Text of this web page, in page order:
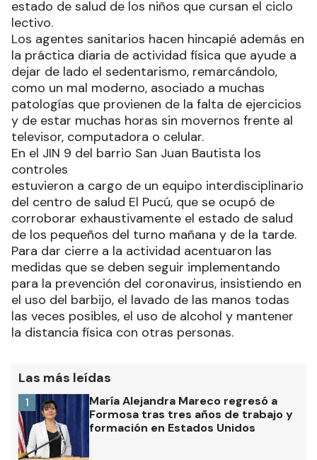
estado de salud de los niños que cursan el ciclo
lectivo.
Los agentes sanitarios hacen hincapié además en
la práctica diaria de actividad física que ayude a
dejar de lado el sedentarismo, remarcándolo,
como un mal moderno, asociado a muchas
patologías que provienen de la falta de ejercicios
y de estar muchas horas sin movernos frente al
televisor, computadora o celular.
En el JIN 9 del barrio San Juan Bautista los
controles
estuvieron a cargo de un equipo interdisciplinario
del centro de salud El Pucú, que se ocupó de
corroborar exhaustivamente el estado de salud
de los pequeños del turno mañana y de la tarde.
Para dar cierre a la actividad acentuaron las
medidas que se deben seguir implementando
para la prevención del coronavirus, insistiendo en
el uso del barbijo, el lavado de las manos todas
las veces posibles, el uso de alcohol y mantener
la distancia física con otras personas.
Las más leídas
María Alejandra Mareco regresó a
Formosa tras tres años de trabajo y
formación en Estados Unidos
1